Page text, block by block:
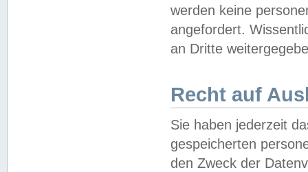
werden keine
angefordert.
an Dritte
Recht auf
Sie haben jederzeit
gespeicherten
den Zweck der